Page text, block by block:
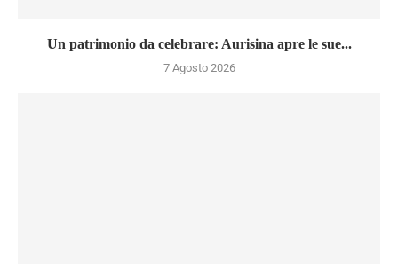
Un patrimonio da celebrare: Aurisina apre le sue...
7 Agosto 2026